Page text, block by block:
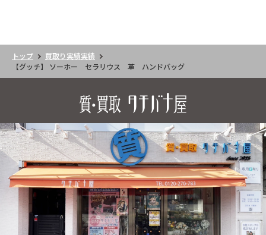
トップ
買取り実績実績
【グッチ】 ソーホー セラリウス 革 ハンドバッグ